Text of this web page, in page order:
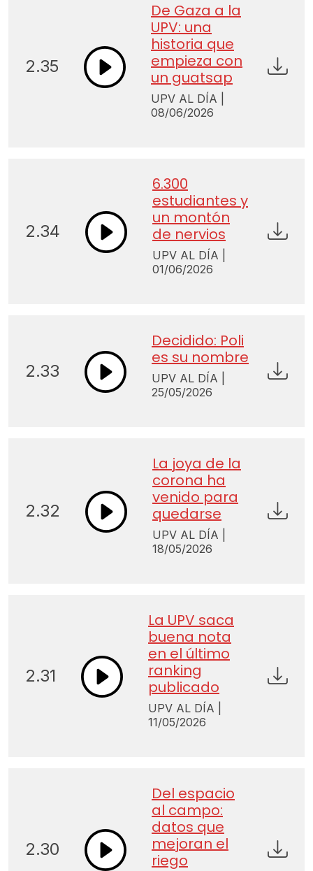
2.35
De Gaza a la
UPV: una
historia que
empieza con
un guatsap
UPV AL DÍA |
08/06/2026
2.34
6.300
estudiantes y
un montón
de nervios
UPV AL DÍA |
01/06/2026
2.33
Decidido: Poli
es su nombre
UPV AL DÍA |
25/05/2026
2.32
La joya de la
corona ha
venido para
quedarse
UPV AL DÍA |
18/05/2026
2.31
La UPV saca
buena nota
en el último
ranking
publicado
UPV AL DÍA |
11/05/2026
2.30
Del espacio
al campo:
datos que
mejoran el
riego